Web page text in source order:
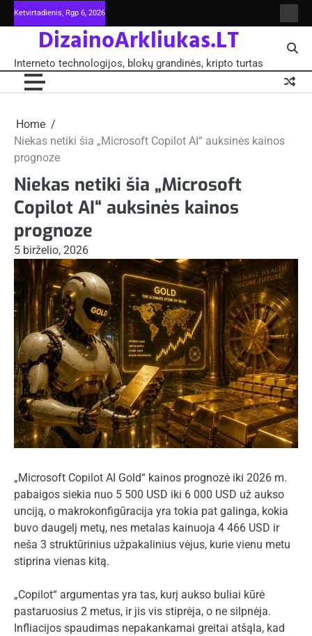
Skip
to
Ketvirtadienis, Rgp 6, 2026
ir
blokų
DizainoArkliukas.LT
Interneto technologijos, blokų grandinės, kripto turtas
Home
Niekas netiki šia „Microsoft Copilot AI“ auksinės kainos
prognoze
Niekas netiki šia „Microsoft
Copilot AI“ auksinės kainos
prognoze
5 birželio, 2026
„Microsoft Copilot AI Gold“ kainos prognozė iki 2026 m.
pabaigos siekia nuo 5 500 USD iki 6 000 USD už aukso
unciją, o makrokonfigūracija yra tokia pat galinga, kokia
buvo daugelį metų, nes metalas kainuoja 4 466 USD ir
neša 3 struktūrinius užpakalinius vėjus, kurie vienu metu
stiprina vienas kitą.
„Copilot“ argumentas yra tas, kurį aukso buliai kūrė
pastaruosius 2 metus, ir jis vis stiprėja, o ne silpnėja.
Infliacijos spaudimas nepakankamai greitai atšąla, kad